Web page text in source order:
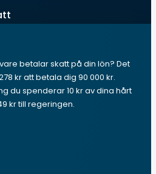
betalar skatt på din lön? Det
kr att betala dig 90 000 kr.
du spenderar 10 kr av dina hårt
kr till regeringen.